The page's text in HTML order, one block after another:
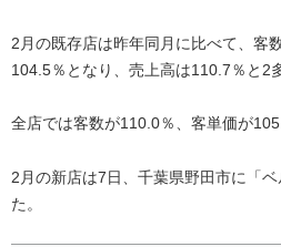
2月の既存店は昨年同月に比べて、客
104.5％となり、売上高は110.7％と2
全店では客数が110.0％、客単価が
2月の新店は7日、千葉県野田市に「
た。